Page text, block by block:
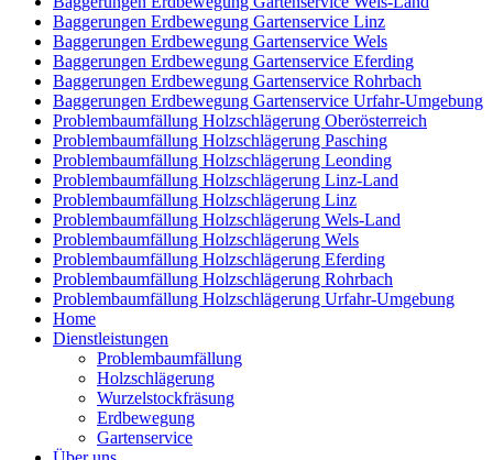
Baggerungen Erdbewegung Gartenservice Linz
Baggerungen Erdbewegung Gartenservice Wels
Baggerungen Erdbewegung Gartenservice Eferding
Baggerungen Erdbewegung Gartenservice Rohrbach
Baggerungen Erdbewegung Gartenservice Urfahr-Umgebung
Problembaumfällung Holzschlägerung Oberösterreich
Problembaumfällung Holzschlägerung Pasching
Problembaumfällung Holzschlägerung Leonding
Problembaumfällung Holzschlägerung Linz-Land
Problembaumfällung Holzschlägerung Linz
Problembaumfällung Holzschlägerung Wels-Land
Problembaumfällung Holzschlägerung Wels
Problembaumfällung Holzschlägerung Eferding
Problembaumfällung Holzschlägerung Rohrbach
Problembaumfällung Holzschlägerung Urfahr-Umgebung
Home
Dienstleistungen
Problembaumfällung
Holzschlägerung
Wurzelstockfräsung
Erdbewegung
Gartenservice